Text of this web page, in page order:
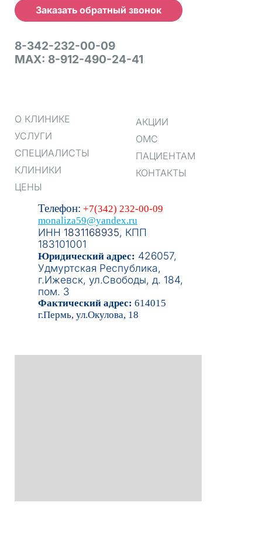
Заказать обратный звонок
8-342-232-00-09
MAX: 8-912-490-24-41
О КЛИНИКЕ
УСЛУГИ
СПЕЦИАЛИСТЫ
КЛИНИКИ
ЦЕНЫ
АКЦИИ
ОМС
ПАЦИЕНТАМ
КОНТАКТЫ
Телефон: +7(342) 232-00-09
monaliza59@yandex.ru
ИНН 1831168935, КПП
183101001
Юридический адрес: 426057,
Удмуртская Республика,
г.Ижевск, ул.Свободы, д. 184,
пом. 3
Фактический адрес: 614015
г.Пермь, ул.Окулова, 18